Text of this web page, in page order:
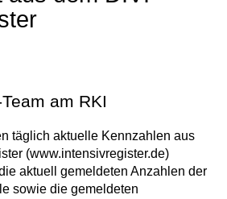
am RKI
täglich aktuelle Kennzahlen aus
(www.intensivregister.de)
aktuell gemeldeten Anzahlen der
sowie die gemeldeten